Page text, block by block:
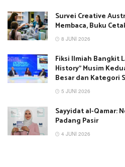
Survei Creative
Membaca, Buku
8 JUNI 2026
Fiksi Ilmiah Bangkit
History” Musim
Besar dan Kategori
5 JUNI 2026
Sayyidat al-Qamar:
Padang Pasir
4 JUNI 2026